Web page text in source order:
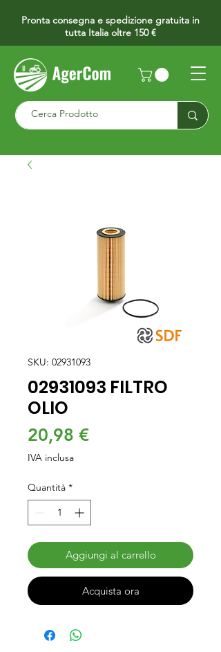
Pronta consegna e spedizione gratuita in
tutta Italia oltre 150 €
SKU: 02931093
02931093 FILTRO
OLIO
20,98 €Prezzo
IVA inclusa
Quantità *
Aggiungi al carrello
Acquista ora